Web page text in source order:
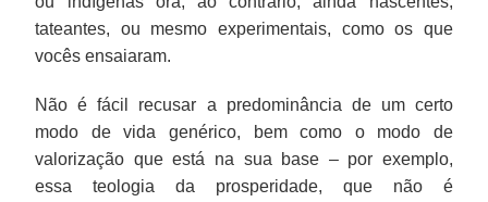
tateantes, ou mesmo experimentais, como os que
vocês ensaiaram.
Não é fácil recusar a predominância de um certo
modo de vida genérico, bem como o modo de
valorização que está na sua base – por exemplo,
essa teologia da prosperidade, que não é